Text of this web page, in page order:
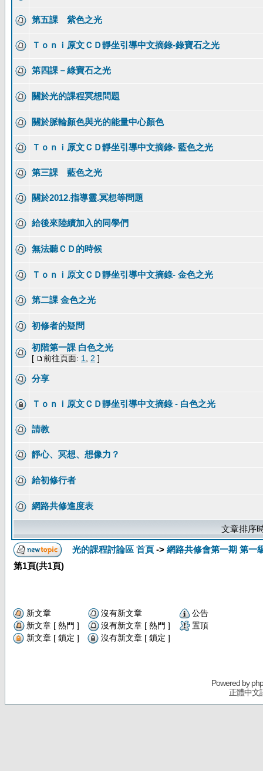
第五課 紫色之光
Ｔｏｎｉ原文ＣＤ靜坐引導中文摘錄-錄寶石之光
第四課－綠寶石之光
關於光的課程冥想問題
關於脈輪顏色與光的能量中心顏色
Ｔｏｎｉ原文ＣＤ靜坐引導中文摘錄- 藍色之光
第三課 藍色之光
關於2012.指導靈.冥想等問題
給後來陸續加入的同學們
無法聽ＣＤ的時候
Ｔｏｎｉ原文ＣＤ靜坐引導中文摘錄- 金色之光
第二課 金色之光
初修者的疑問
初階第一課 白色之光
[ 前往頁面: 1 2 ]
分享
Ｔｏｎｉ原文ＣＤ靜坐引導中文摘錄 - 白色之光
請教
靜心、冥想、想像力？
給初修行者
網路共修進度表
文章排序
光的課程討論區 首頁 -> 網路共修會第一期 第一
第1頁(共1頁)
新文章 沒有新文章
公告
新文章 [ 熱門 ]
沒有新文章 [ 熱門 ]
置頂
新文章 [ 鎖定 ]
沒有新文章 [ 鎖定 ]
Powered by
正體中文